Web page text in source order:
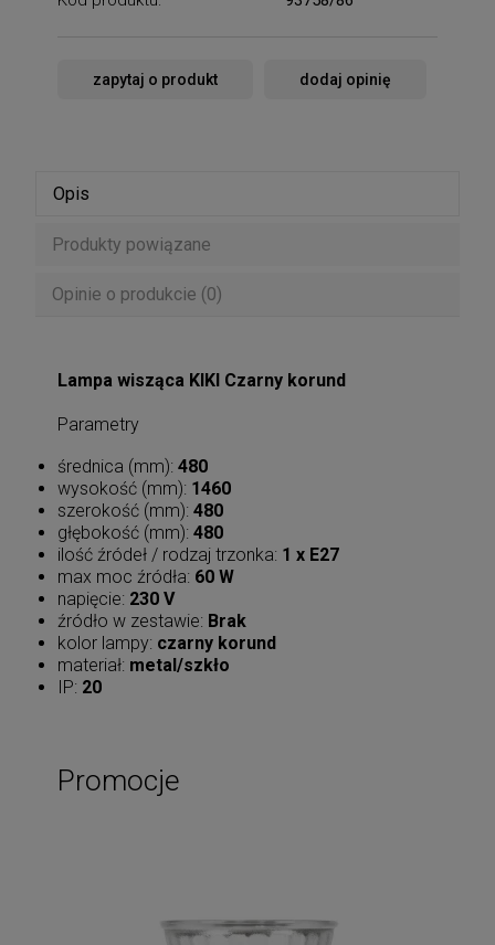
zapytaj o produkt dodaj opinię
Opis
Produkty powiązane
Opinie o produkcie (0)
Lampa wisząca KIKI Czarny korund
Parametry
średnica (mm): 480
wysokość (mm): 1460
szerokość (mm): 480
głębokość (mm): 480
ilość źródeł / rodzaj trzonka: 1 x E27
max moc źródła: 60 W
napięcie: 230 V
źródło w zestawie: Brak
kolor lampy: czarny korund
materiał: metal/szkło
IP: 20
Promocje